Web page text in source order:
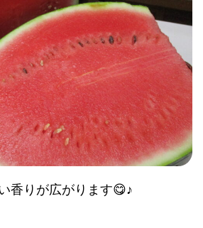
香りが広がります😋♪